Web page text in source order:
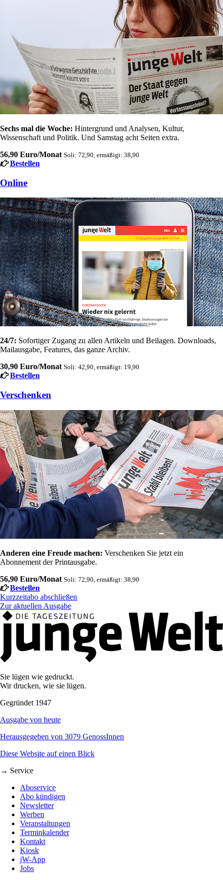
Sechs mal die Woche: Hintergrund und Analysen, Kultur,
Wissenschaft und Politik. Und Samstag acht Seiten extra.
56,90 Euro/Monat Soli: 72,90, ermäßigt: 38,90
Bestellen
Online
24/7: Sofortiger Zugang zu allen Artikeln und Beilagen. Downloads,
Mailausgabe, Features, das ganze Archiv.
30,90 Euro/Monat Soli: 42,90, ermäßigt: 19,90
Bestellen
Verschenken
Anderen eine Freude machen: Verschenken Sie jetzt ein
Abonnement der Printausgabe.
56,90 Euro/Monat Soli: 72,90, ermäßigt: 38,90
Bestellen
Kurzzeitabo abschließen
Zur aktuellen Ausgabe
Sie lügen wie gedruckt.
Wir drucken, wie sie lügen.
Gegründet 1947
Ausgabe von heute
Herausgegeben von 3079 GenossInnen
Diese Website auf einen Blick
→ Service
Aboservice
Abo kündigen
Newsletter
Werben
Veranstaltungen
Terminkalender
Kontakt
Kiosk
jW-App
Jobs